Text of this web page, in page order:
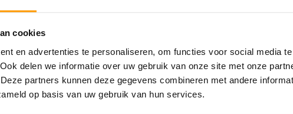
cookies
en advertenties te personaliseren, om functies voor social media
delen we informatie over uw gebruik van onze site met onze
partners kunnen deze gegevens combineren met andere
op basis van uw gebruik van hun services.